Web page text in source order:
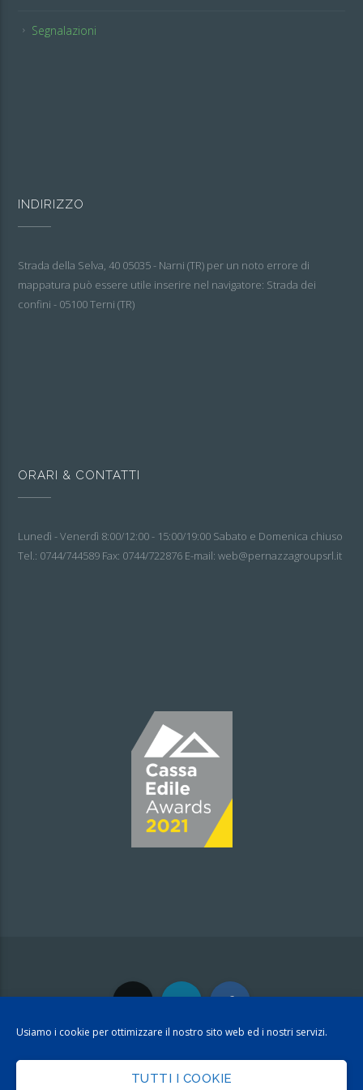
Usiamo i cookie per ottimizzare il nostro sito web ed i nostri servizi.
TUTTI I COOKIE
Segnalazioni
INDIRIZZO
Strada della Selva, 40 05035 - Narni (TR) per un noto errore di
mappatura può essere utile inserire nel navigatore: Strada dei
confini - 05100 Terni (TR)
ORARI & CONTATTI
Lunedì - Venerdì 8:00/12:00 - 15:00/19:00 Sabato e Domenica chiuso
Tel.: 0744/744589 Fax: 0744/722876 E-mail: web@pernazzagroupsrl.it